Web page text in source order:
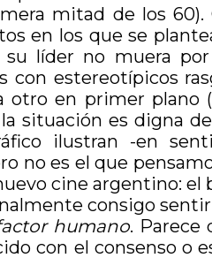
mitad de los
en los que se
líder no muera
estereotípicos
otro en primer plano (
situación es digna
ilustran -en
no es el que
cine argentino: el
consigo
humano. Parece
con el consenso o